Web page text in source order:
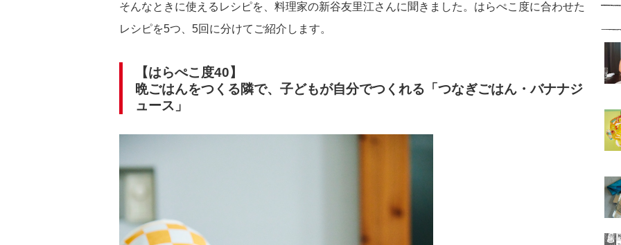
そんなときに使えるレシピを、料理家の新谷友里江さんに聞きました。はらぺこ度に合わせた
レシピを5つ、5回に分けてご紹介します。
【はらぺこ度40】
晩ごはんをつくる隣で、子どもが自分でつくれる「つなぎごはん・バナナジ
ュース」